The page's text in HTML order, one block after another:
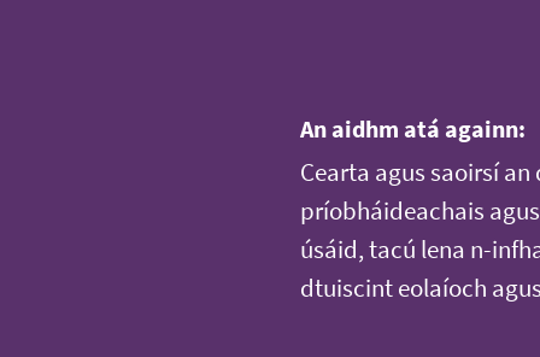
An aidhm atá againn:
Cearta agus saoirsí
príobháideachais
úsáid, tacú lena n-
dtuiscint eolaíoch